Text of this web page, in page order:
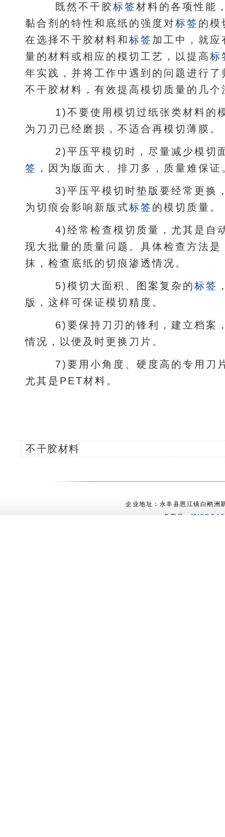
既然不干胶标签材料的各项性能
黏合剂的特性和底纸的强度对标签 的模
在选择不干胶材料和标签 加工中，就
量的材料或相应的模切工艺，以提高标
年实践，并将工作中遇到的问题进行
不干胶材料，有效提高模切质量的几个
1)不要使用模切过纸张类材料的
为刀刃已经磨损，不适合再模切薄膜。
2)平压平模切时，尽量减少模切
签 ，因为版面大、排刀多，质量难保证
3)平压平模切时垫版要经常更换
为切痕会影响新版式标签 的模切质量。
4)经常检查模切质量，尤其是自
现大批量的质量问题。具体检查方法
抹，检查底纸的切痕渗透情况。
5)模切大面积、图案复杂的标签
版，这样可保证模切精度。
6)要保持刀刃的锋利，建立档案
情况，以便及时更换刀片。
7)要用小角度、硬度高的专用刀
尤其是PET材料。
不干胶材料
企业地址：永丰县恩江镇白鹇
备案号： 赣ICP备